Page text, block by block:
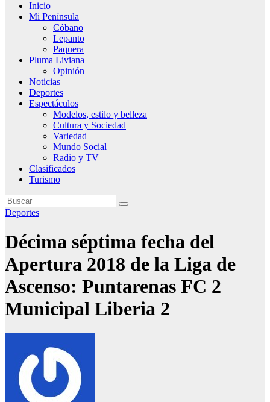
Inicio
Mi Península
Cóbano
Lepanto
Paquera
Pluma Liviana
Opinión
Noticias
Deportes
Espectáculos
Modelos, estilo y belleza
Cultura y Sociedad
Variedad
Mundo Social
Radio y TV
Clasificados
Turismo
Deportes
Décima séptima fecha del
Apertura 2018 de la Liga de
Ascenso: Puntarenas FC 2
Municipal Liberia 2